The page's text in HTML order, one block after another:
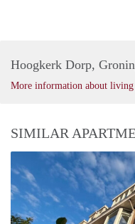
Hoogkerk Dorp,
More information about
SIMILAR